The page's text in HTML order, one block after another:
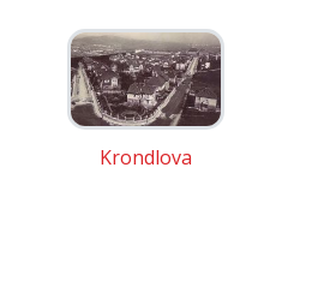
Krondlova